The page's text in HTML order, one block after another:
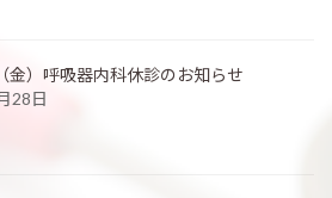
金）呼吸器内科休診のお知らせ
28日